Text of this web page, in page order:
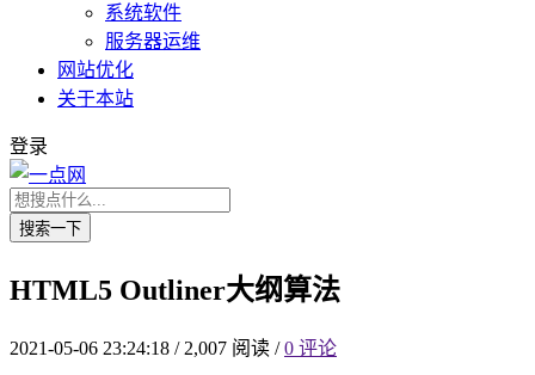
系统软件
服务器运维
网站优化
关于本站
登录
搜索一下
HTML5 Outliner大纲算法
2021-05-06 23:24:18 /2,007 阅读 / 0 评论